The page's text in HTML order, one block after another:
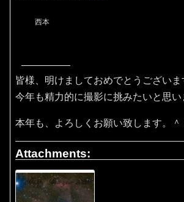
西本
皆様、明けましておめでとうございま
今年も精力的に撮影に挑みたいと思い
本年も、よろしくお願い致します。＾
Attachments: